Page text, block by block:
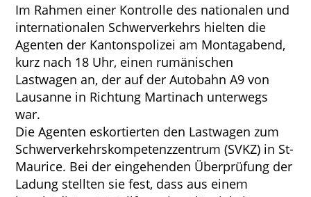
Im Rahmen einer Kontrolle des nationalen und
internationalen Schwerverkehrs hielten die
Agenten der Kantonspolizei am Montagabend,
kurz nach 18 Uhr, einen rumänischen
Lastwagen an, der auf der Autobahn A9 von
Lausanne in Richtung Martinach unterwegs
war.
Die Agenten eskortierten den Lastwagen zum
Schwerverkehrskompetenzzentrum (SVKZ) in St-
Maurice. Bei der eingehenden Überprüfung der
Ladung stellten sie fest, dass aus einem